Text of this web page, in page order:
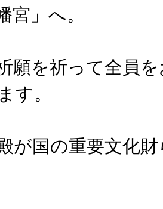
宮」へ。
願を祈って全員
す。
が国の重要文化